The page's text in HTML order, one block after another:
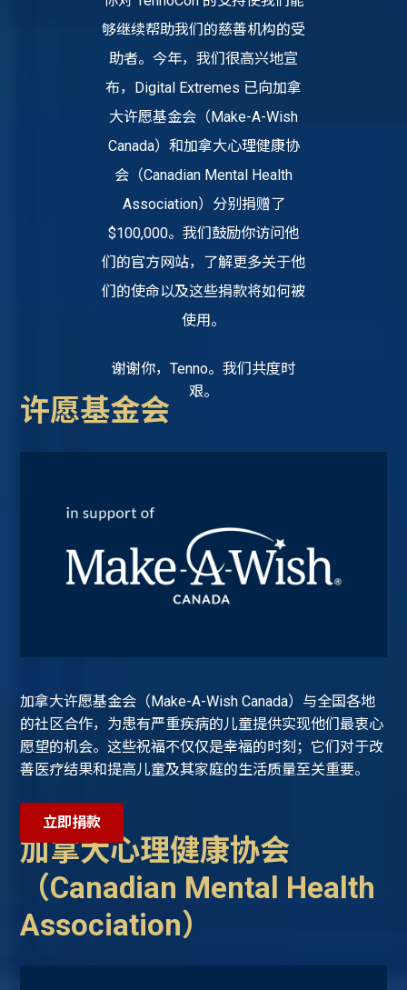
够继续帮助我们的慈善机构的受
助者。今年，我们很高兴地宣
布，Digital Extremes 已向加拿
大许愿基金会（Make-A-Wish
Canada）和加拿大心理健康协
会（Canadian Mental Health
Association）分别捐赠了
$100,000。我们鼓励你访问他
们的官方网站，了解更多关于他
们的使命以及这些捐款将如何被
使用。
谢谢你，Tenno。我们共度时
艰。
许愿基金会
加拿大许愿基金会（Make-A-Wish Canada）与全国各地
的社区合作，为患有严重疾病的儿童提供实现他们最衷心
愿望的机会。这些祝福不仅仅是幸福的时刻；它们对于改
善医疗结果和提高儿童及其家庭的生活质量至关重要。
立即捐款
加拿大心理健康协会
（Canadian Mental Health
Association）